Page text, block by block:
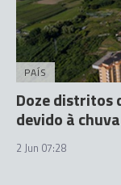
PAÍS
Doze distritos
devido à
2 Jun 07:28